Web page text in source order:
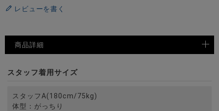
レビューを書く
商品詳細
スタッフ着用サイズ
スタッフA(180cm/75kg)
体型：がっちり